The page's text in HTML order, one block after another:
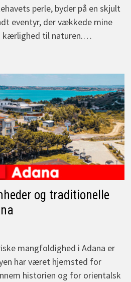
perle, byder på en skjult
eventyr, der vækkede mine
kærlighed til naturen.…
og traditionelle
mangfoldighed i Adana er
har været hjemsted for
historien og for orientalsk